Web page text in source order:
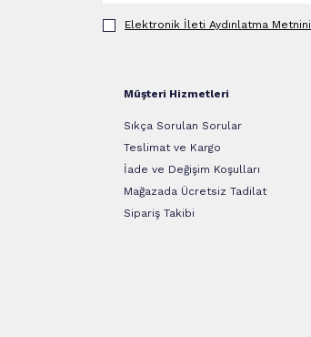
Elektronik İleti Aydınlatma Metni‌ni
Müşteri Hizmetleri
Sıkça Sorulan Sorular
Teslimat ve Kargo
İade ve Değişim Koşulları
Mağazada Ücretsiz Tadilat
Sipariş Takibi